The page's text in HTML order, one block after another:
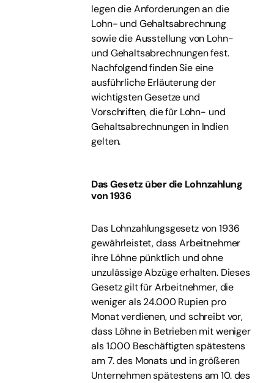
legen die Anforderungen an die
Lohn- und Gehaltsabrechnung
sowie die Ausstellung von Lohn-
und Gehaltsabrechnungen fest.
Nachfolgend finden Sie eine
ausführliche Erläuterung der
wichtigsten Gesetze und
Vorschriften, die für Lohn- und
Gehaltsabrechnungen in Indien
gelten.
Das Gesetz über die Lohnzahlung
von 1936
Das Lohnzahlungsgesetz von 1936
gewährleistet, dass Arbeitnehmer
ihre Löhne pünktlich und ohne
unzulässige Abzüge erhalten. Dieses
Gesetz gilt für Arbeitnehmer, die
weniger als 24.000 Rupien pro
Monat verdienen, und schreibt vor,
dass Löhne in Betrieben mit weniger
als 1.000 Beschäftigten spätestens
am 7. des Monats und in größeren
Unternehmen spätestens am 10. des